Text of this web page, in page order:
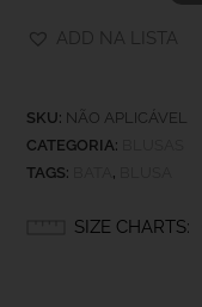
ADD NA LISTA
SKU: NÃO APLICÁVEL
CATEGORIA:
TAGS:
,
SIZE CHARTS